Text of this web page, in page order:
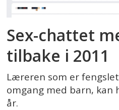
Sex-chattet
tilbake i 2011
Læreren som er
omgang med barn, kan
år.